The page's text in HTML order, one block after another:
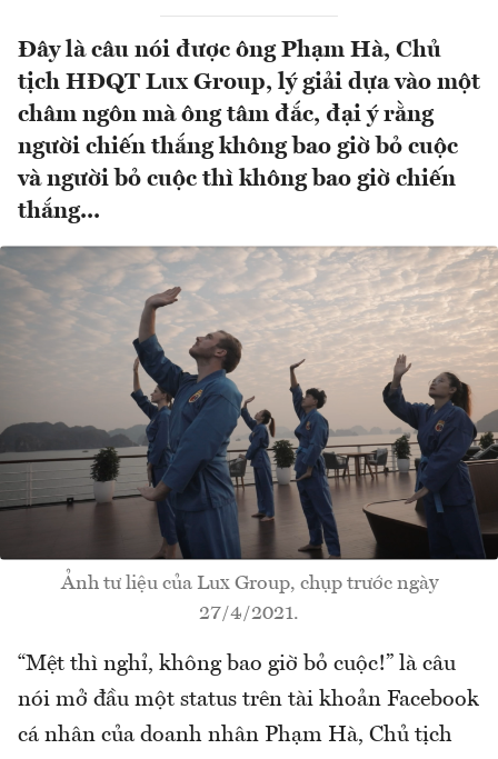
Đây là câu nói được ông Phạm Hà, Chủ
tịch HĐQT Lux Group, lý giải dựa vào một
châm ngôn mà ông tâm đắc, đại ý rằng
người chiến thắng không bao giờ bỏ cuộc
và người bỏ cuộc thì không bao giờ chiến
thắng...
Ảnh tư liệu của Lux Group, chụp trước ngày
27/4/2021.
“Mệt thì nghỉ, không bao giờ bỏ cuộc!” là câu
nói mở đầu một status trên tài khoản Facebook
cá nhân của doanh nhân Phạm Hà, Chủ tịch